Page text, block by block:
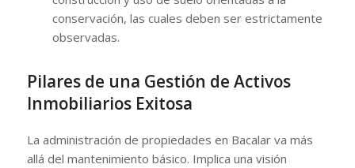
conservación, las cuales deben ser estrictamente
observadas.
Pilares de una Gestión de Activos
Inmobiliarios Exitosa
La administración de propiedades en Bacalar va más
allá del mantenimiento básico. Implica una visión